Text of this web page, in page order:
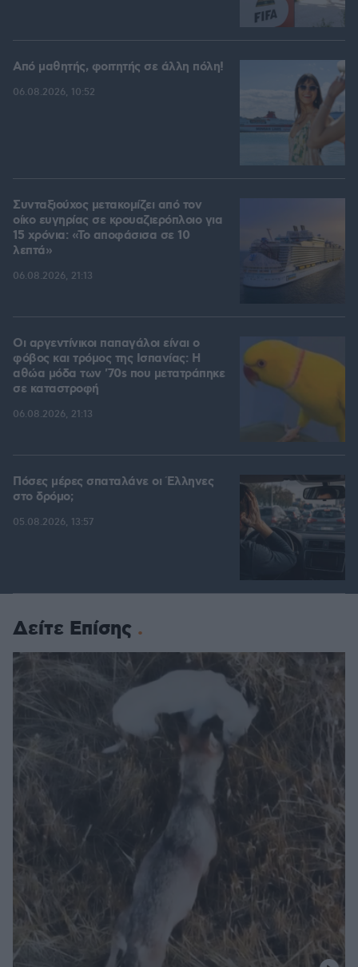
Από μαθητής, φοιτητής σε άλλη πόλη!
06.08.2026, 10:52
Συνταξιούχος μετακομίζει από τον
οίκο ευγηρίας σε κρουαζιερόπλοιο για
15 χρόνια: «Το αποφάσισα σε 10
λεπτά»
06.08.2026, 21:13
Οι αργεντίνικοι παπαγάλοι είναι ο
φόβος και τρόμος της Ισπανίας: Η
αθώα μόδα των '70s που μετατράπηκε
σε καταστροφή
06.08.2026, 21:13
Πόσες μέρες σπαταλάνε οι Έλληνες
στο δρόμο;
05.08.2026, 13:57
Δείτε Επίσης